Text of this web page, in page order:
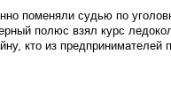
поменяли судью по
полюс взял курс
кто из предпринимателей